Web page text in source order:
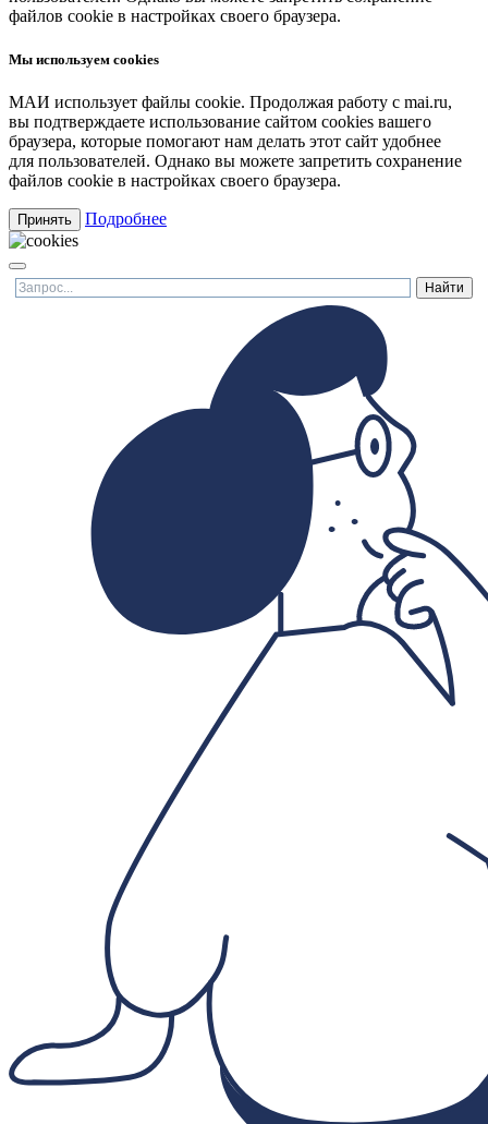
файлов cookie в настройках своего браузера.
Мы используем cookies
МАИ использует файлы cookie. Продолжая работу с mai.ru,
вы подтверждаете использование сайтом cookies вашего
браузера, которые помогают нам делать этот сайт удобнее
для пользователей. Однако вы можете запретить сохранение
файлов cookie в настройках своего браузера.
Принять Подробнее